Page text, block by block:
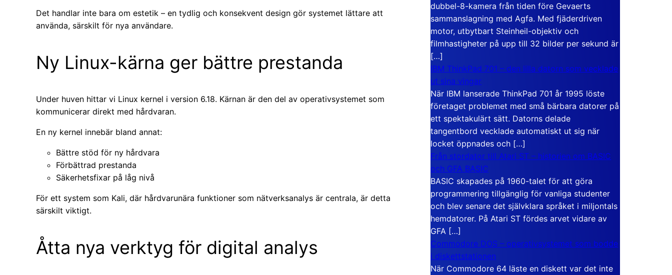
Det handlar inte bara om estetik – en tydlig och konsekvent design gör systemet lättare att
använda, särskilt för nya användare.
Ny Linux-kärna ger bättre prestanda
Under huven hittar vi Linux kernel i version 6.18. Kärnan är den del av operativsystemet som
kommunicerar direkt med hårdvaran.
En ny kernel innebär bland annat:
Bättre stöd för ny hårdvara
Förbättrad prestanda
Säkerhetsfixar på låg nivå
För ett system som Kali, där hårdvarunära funktioner som nätverksanalys är centrala, är detta
särskilt viktigt.
Åtta nya verktyg för digital analys
dubbel-8-kamera från tiden före Gevaerts
sammanslagning med Agfa. Med fjäderdriven
motor, utbytbart Steinheil-objektiv och
filmhastigheter på upp till 32 bilder per sekund är
[…]
IBM ThinkPad 701 – den lilla datorn som vecklade
ut sina vingar
När IBM lanserade ThinkPad 701 år 1995 löste
företaget problemet med små bärbara datorer på
ett spektakulärt sätt. Datorns delade
tangentbord vecklade automatiskt ut sig när
locket öppnades och […]
Från stordator till Atari ST – historien om BASIC
och GFA BASIC
BASIC skapades på 1960-talet för att göra
programmering tillgänglig för vanliga studenter
och blev senare det självklara språket i miljontals
hemdatorer. På Atari ST fördes arvet vidare av
GFA […]
Commodore DOS – operativsystemet som bodde
i diskettstationen
När Commodore 64 läste en diskett var det inte